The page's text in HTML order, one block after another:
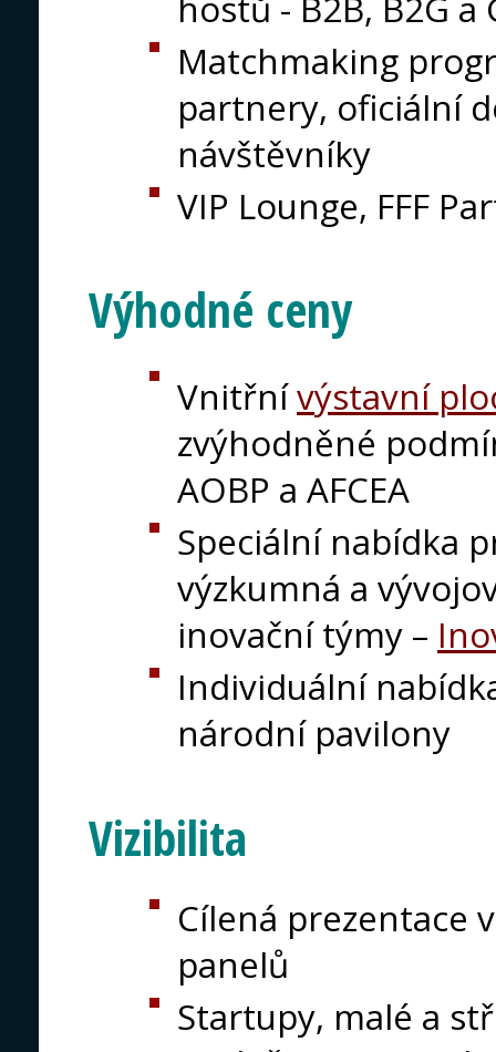
Matchmaking
partnery, oficiální
návštěvníky
VIP Lounge, FFF
Výhodné ceny
Vnitřnívýstavní
zvýhodněné
AOBP a AFCEA
Speciální nabídka
výzkumná a
inovační týmy –
Individuální
národní pavilony
Vizibilita
Cílená prezentace
panelů
Startupy, malé a